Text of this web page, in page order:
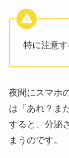
特に注意
夜間にスマホ
は「あれ？ま
すると、分泌
まうのです。